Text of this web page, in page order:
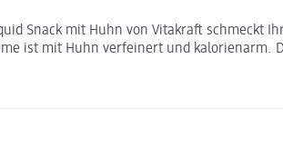
Snack mit Huhn von Vitakraft schmeckt
ist mit Huhn verfeinert und kalorienarm.